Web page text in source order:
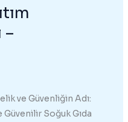
–
ve Güvenliğin Adı:
Soğuk Gıda